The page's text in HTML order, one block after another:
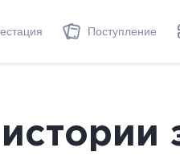
Поступление